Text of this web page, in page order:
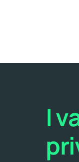
I